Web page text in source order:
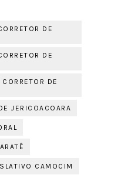
DE
DE
DE
JERICOACOARA
CAMOCIM